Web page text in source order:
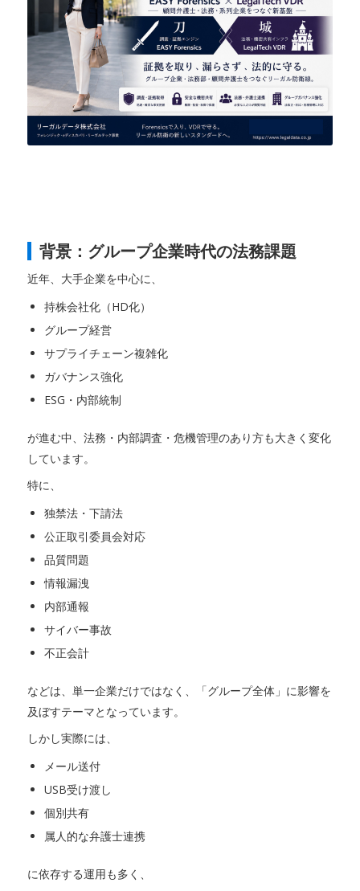
背景：グループ企業時代の法務課題
近年、大手企業を中心に、
持株会社化（HD化）
グループ経営
サプライチェーン複雑化
ガバナンス強化
ESG・内部統制
が進む中、法務・内部調査・危機管理のあり方も大きく変化
しています。
特に、
独禁法・下請法
公正取引委員会対応
品質問題
情報漏洩
内部通報
サイバー事故
不正会計
などは、単一企業だけではなく、「グループ全体」に影響を
及ぼすテーマとなっています。
しかし実際には、
メール送付
USB受け渡し
個別共有
属人的な弁護士連携
に依存する運用も多く、